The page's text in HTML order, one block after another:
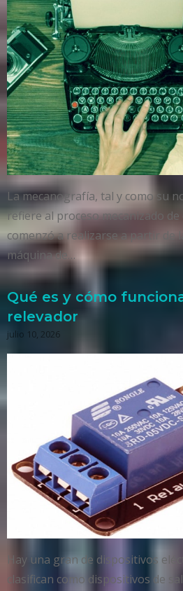
La mecanografía, tal y como su
refiere al proceso mecanizado de
comenzó a realizarse a partir de
máquina de…
Qué es y cómo
relevador
julio 10, 2026
Hay una gran de dispositivos
clasifican como dispositivos de